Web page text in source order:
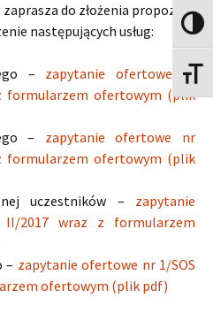
do złożenia propozycji
następujących usług:
– zapytanie ofertowe nr
formularzem ofertowym (plik
– zapytanie ofertowe nr
formularzem ofertowym (plik
uczestników – zapytanie
2017 wraz z formularzem
– zapytanie ofertowe nr 1/SOS
ofertowym (plik pdf)